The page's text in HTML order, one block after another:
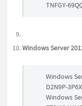
TNFGY-
Windows Server
Windows
D2N9P-
Windows